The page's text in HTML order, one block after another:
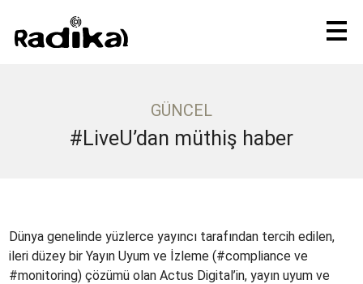
GÜNCEL
#LiveU’dan müthiş haber
Dünya genelinde yüzlerce yayıncı tarafından tercih edilen,
ileri düzey bir Yayın Uyum ve İzleme (#compliance ve
#monitoring) çözümü olan Actus Digital’in, yayın uyum ve